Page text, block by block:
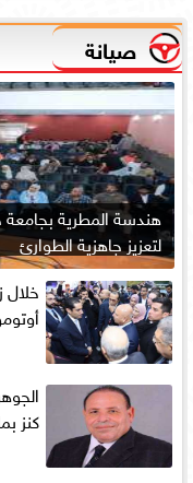
صيانة
هندسة المطرية بجامعة
لتعزيز جاهزية الطوارئ
خلال
أوتومورو 2026 فى
كنز